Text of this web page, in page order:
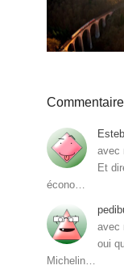
avec
Et
écono…
avec
oui
Michelin…